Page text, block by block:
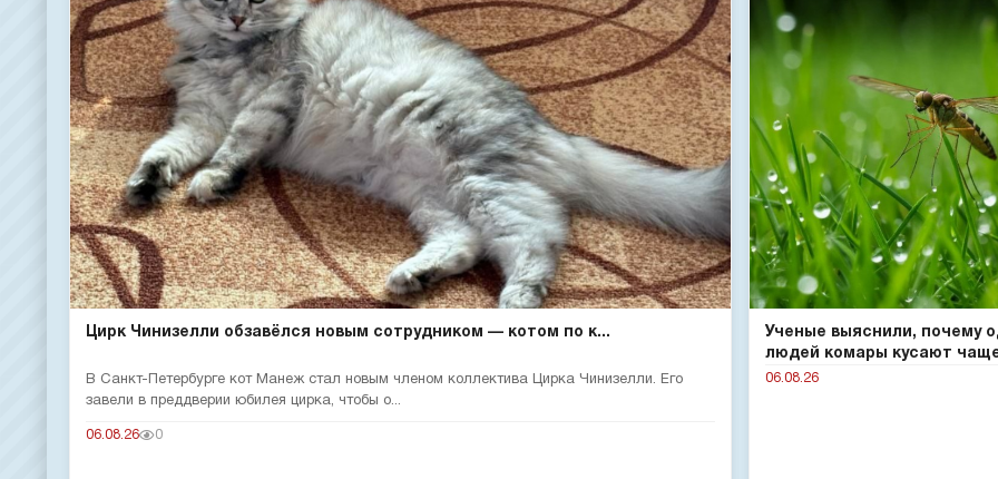
Цирк Чинизелли обзавёлся новым сотрудником — котом по к...
В Санкт-Петербурге кот Манеж стал новым членом коллектива Цирка Чинизелли. Его
завели в преддверии юбилея цирка, чтобы о...
06.08.26 0
Ученые выяснили, почему
людей комары кусают
06.08.26